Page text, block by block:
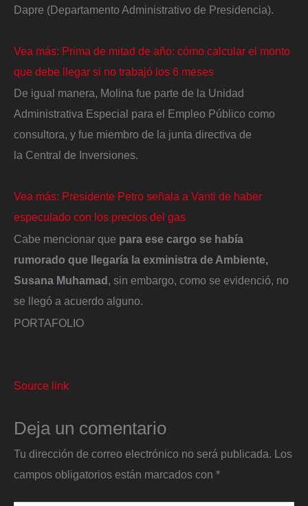
Dapre (Departamento Administrativo de Presidencia).
Vea más: Prima de mitad de año: cómo calcular el monto
que debe llegar si no trabajó los 6 meses
De igual manera, Molina fue parte de la Unidad
Administrativa Especial para el Empleo Público como
consultora, y fue miembro de la junta directiva de
la Central de Inversiones.
Vea más: Presidente Petro señala a Vanti de haber
especulado con los precios del gas
Cabe mencionar que para ese cargo se había
rumorado que llegaría la exministra de Ambiente,
Susana Muhamad, sin embargo, como se evidenció, no
se llegó a acuerdo alguno.
PORTAFOLIO
Source link
Deja un comentario
Tu dirección de correo electrónico no será publicada. Los
campos obligatorios están marcados con *